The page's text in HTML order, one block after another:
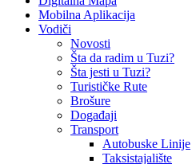
Mobilna Aplikacija
Vodiči
Novosti
Šta da radim u Tuzi?
Šta jesti u Tuzi?
Turističke Rute
Brošure
Događaji
Transport
Autobuske Linije
Taksistajalište